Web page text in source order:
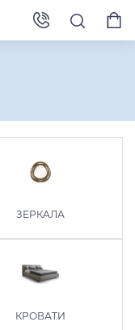
ЗЕРКАЛА
КРОВАТИ